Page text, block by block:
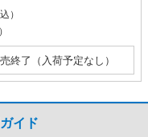
）
終了（入荷予定なし）
イド